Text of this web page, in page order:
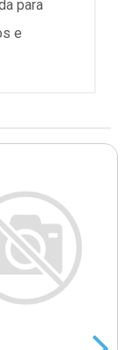
para
e